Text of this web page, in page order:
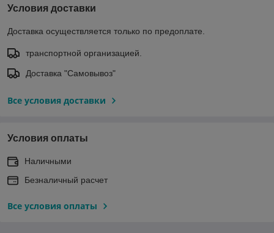
Условия доставки
Доставка осуществляется только по предоплате.
транспортной организацией.
Доставка "Самовывоз"
Все условия доставки
Условия оплаты
Наличными
Безналичный расчет
Все условия оплаты